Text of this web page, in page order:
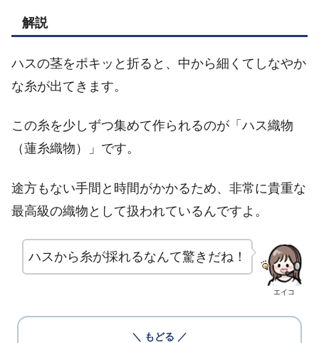
解説
ハスの茎をポキッと折ると、中から細くてしなやか
な糸が出てきます。
この糸を少しずつ集めて作られるのが「ハス織物
（蓮糸織物）」です。
途方もない手間と時間がかかるため、非常に貴重な
最高級の織物として扱われているんですよ。
エイコ
ハスから糸が採れるなんて驚きだね！
＼ もどる ／